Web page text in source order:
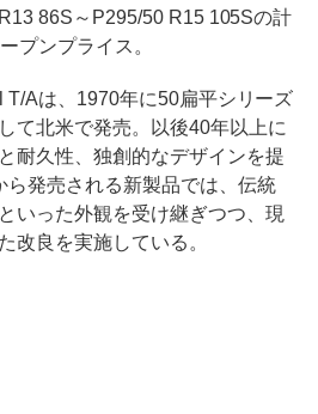
86S～P295/50 R15 105Sの計
プンプライス。
Aは、1970年に50扁平シリーズ
て北米で発売。以後40年以上に
耐久性、独創的なデザインを提
ら発売される新製品では、伝統
いった外観を受け継ぎつつ、現
改良を実施している。